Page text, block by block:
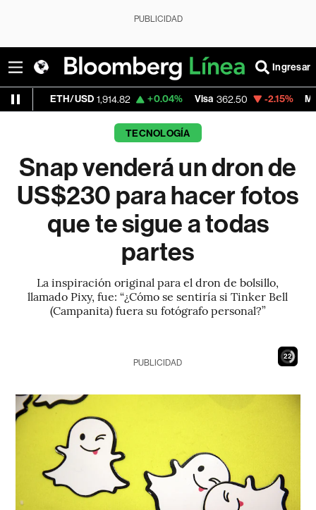
PUBLICIDAD
Ingresar
1,914.82 +0.04% Visa 362.50 -2.15% MercadoLibre
TECNOLOGÍA
Snap venderá un dron de
US$230 para hacer fotos
que te sigue a todas
partes
La inspiración original para el dron de bolsillo,
llamado Pixy, fue: “¿Cómo se sentiría si Tinker Bell
(Campanita) fuera su fotógrafo personal?”
20
PUBLICIDAD